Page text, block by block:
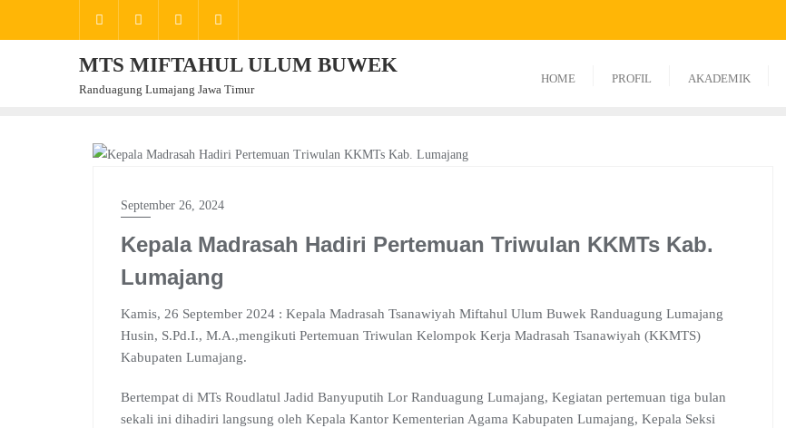
MTS MIFTAHUL ULUM BUWEK
Randuagung Lumajang Jawa Timur
HOME PROFIL AKADEMIK
September 26, 2024
Kepala Madrasah Hadiri Pertemuan Triwulan KKMTs Kab.
Lumajang
Kamis, 26 September 2024 : Kepala Madrasah Tsanawiyah Miftahul Ulum Buwek Randuagung Lumajang
Husin, S.Pd.I., M.A.,mengikuti Pertemuan Triwulan Kelompok Kerja Madrasah Tsanawiyah (KKMTS)
Kabupaten Lumajang.
Bertempat di MTs Roudlatul Jadid Banyuputih Lor Randuagung Lumajang, Kegiatan pertemuan tiga bulan
sekali ini dihadiri langsung oleh Kepala Kantor Kementerian Agama Kabupaten Lumajang, Kepala Seksi